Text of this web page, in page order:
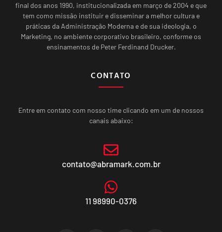
final dos anos 1990, institucionalizada em março de 2004 e que
tem como missão instituir e disseminar a melhor cultura e
práticas da Administração Moderna e de sua ideologia, o
Marketing, no ambiente corporativo brasileiro, conforme os
ensinamentos de Peter Ferdinand Drucker.
CONTATO
Entre em contato com nosso time clicando em um de nossos
canais abaixo:
contato@abramark.com.br
11 98990-0376